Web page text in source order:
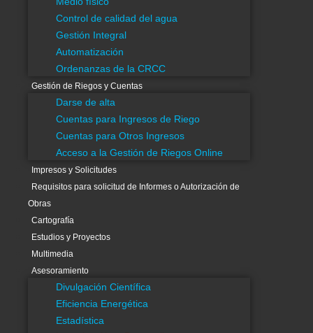
Control de calidad del agua
Gestión Integral
Automatización
Ordenanzas de la CRCC
Gestión de Riegos y Cuentas
Darse de alta
Cuentas para Ingresos de Riego
Cuentas para Otros Ingresos
Acceso a la Gestión de Riegos Online
Impresos y Solicitudes
Requisitos para solicitud de Informes o Autorización de
Obras
Cartografía
Estudios y Proyectos
Multimedia
Asesoramiento
Divulgación Científica
Eficiencia Energética
Estadística
Asesoramiento
Divulgación Científica
Eficiencia Energética
Estadística
Investigación y Desarrollo
SAIH
Visores Gis
Buenas Prácticas Agrícolas
Info de contacto
Transparencia
Datos legales
Política de Privacidad
Recomendaciones de Riego
Gestiones Online
Acceso a la App. de Gestión de Riegos
Enlaces Externos
El tiempo (aemet)
Asesoramiento Riegos
SCRATS